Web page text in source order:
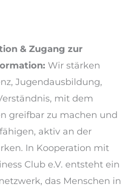
& Zugang zur
Wir stärken
Jugendausbildung,
mit dem
greifbar zu machen und
aktiv an der
In Kooperation mit
Club e.V. entsteht ein
das Menschen in